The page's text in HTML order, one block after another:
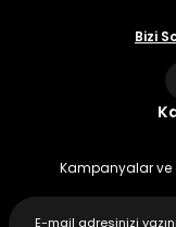
Bizi
Kampanyalar ve